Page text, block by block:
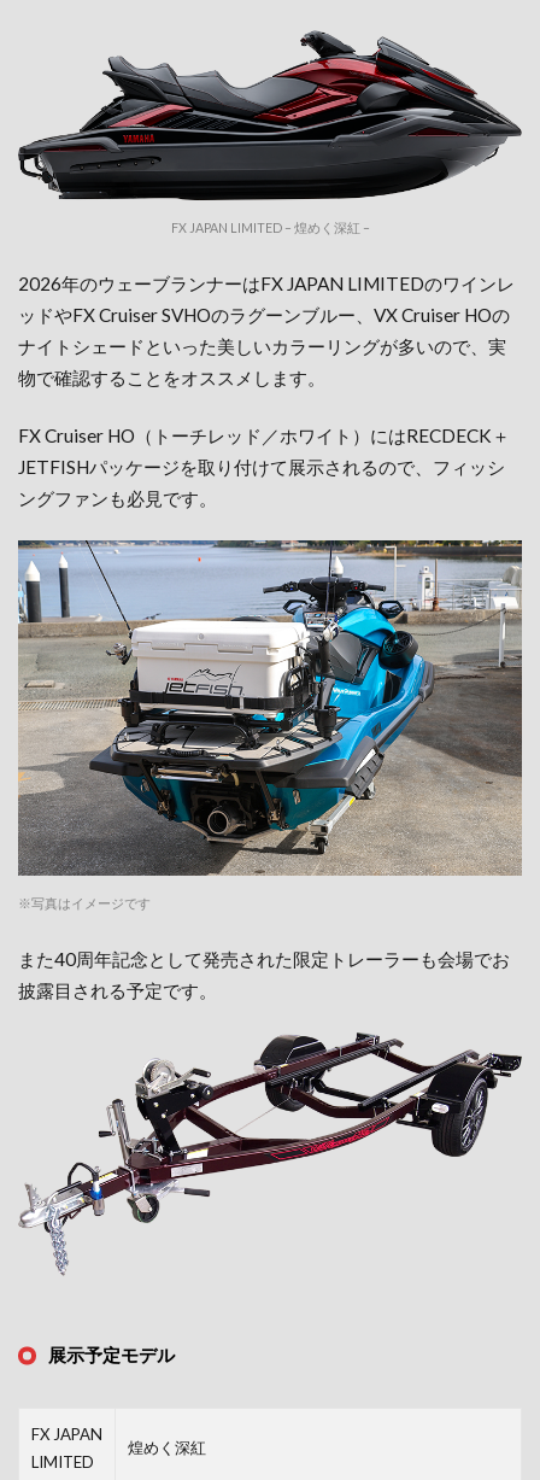
FX JAPAN LIMITED – 煌めく深紅 –
2026年のウェーブランナーはFX JAPAN LIMITEDのワインレ
ッドやFX Cruiser SVHOのラグーンブルー、VX Cruiser HOの
ナイトシェードといった美しいカラーリングが多いので、実
物で確認することをオススメします。
FX Cruiser HO（トーチレッド／ホワイト）にはRECDECK＋
JETFISHパッケージを取り付けて展示されるので、フィッシ
ングファンも必見です。
※写真はイメージです
また40周年記念として発売された限定トレーラーも会場でお
披露目される予定です。
展示予定モデル
FX JAPAN
LIMITED
煌めく深紅